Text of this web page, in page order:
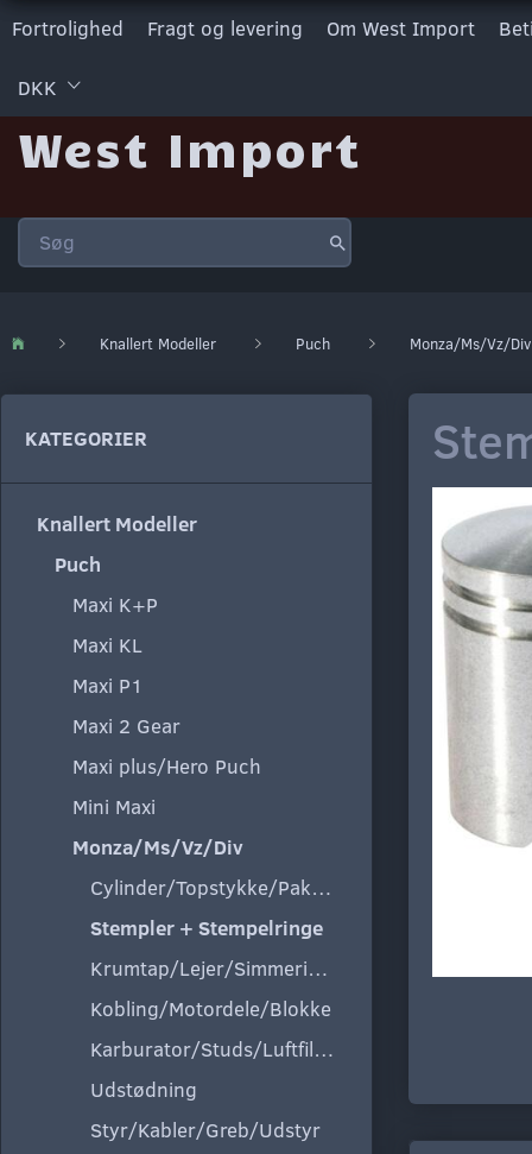
Fortrolighed Fragt og levering Om West Import
DKK
West Import
Knallert Modeller Puch Monza/Ms/Vz/Div
KATEGORIER
Knallert Modeller
Puch
Maxi K+P
Maxi KL
Maxi P1
Maxi 2 Gear
Maxi plus/Hero Puch
Mini Maxi
Monza/Ms/Vz/Div
Cylinder/Topstykke/Pakning
Stempler + Stempelringe
Krumtap/Lejer/Simmeringe
Kobling/Motordele/Blokke
Karburator/Studs/Luftfilter
Udstødning
Styr/Kabler/Greb/Udstyr